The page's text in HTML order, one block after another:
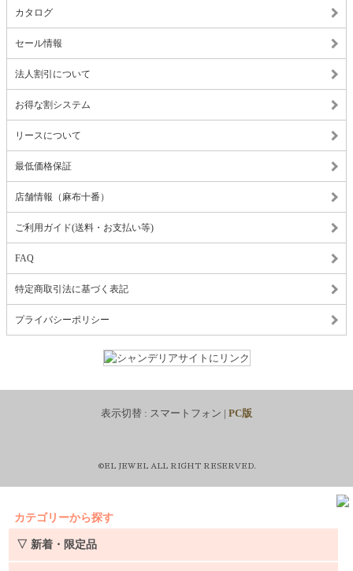
カタログ
セール情報
法人割引について
お得な割システム
リースについて
最低価格保証
店舗情報（麻布十番）
ご利用ガイド(送料・お支払い等)
FAQ
特定商取引法に基づく表記
プライバシーポリシー
表示切替 : スマートフォン | PC版
©EL JEWEL ALL RIGHT RESERVED.
カテゴリーから探す
▽ 新着・限定品